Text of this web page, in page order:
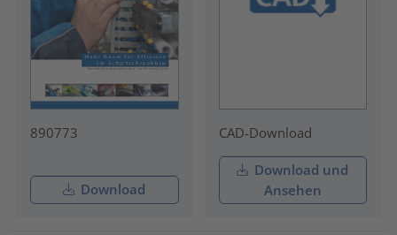
890773
Download
CAD-Download
Download und
Ansehen